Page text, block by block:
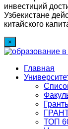
инвестиций
Узбекистане
китайского
×
Главная
ТОП